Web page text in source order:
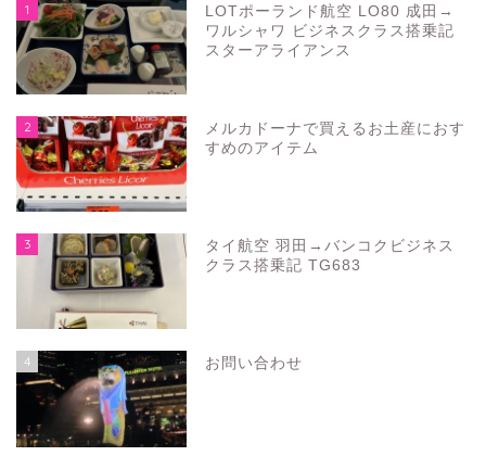
1
LOTポーランド航空 LO80 成田→
ワルシャワ ビジネスクラス搭乗記
スターアライアンス
2
メルカドーナで買えるお土産におす
すめのアイテム
3
タイ航空 羽田→バンコクビジネス
クラス搭乗記 TG683
4 お問い合わせ